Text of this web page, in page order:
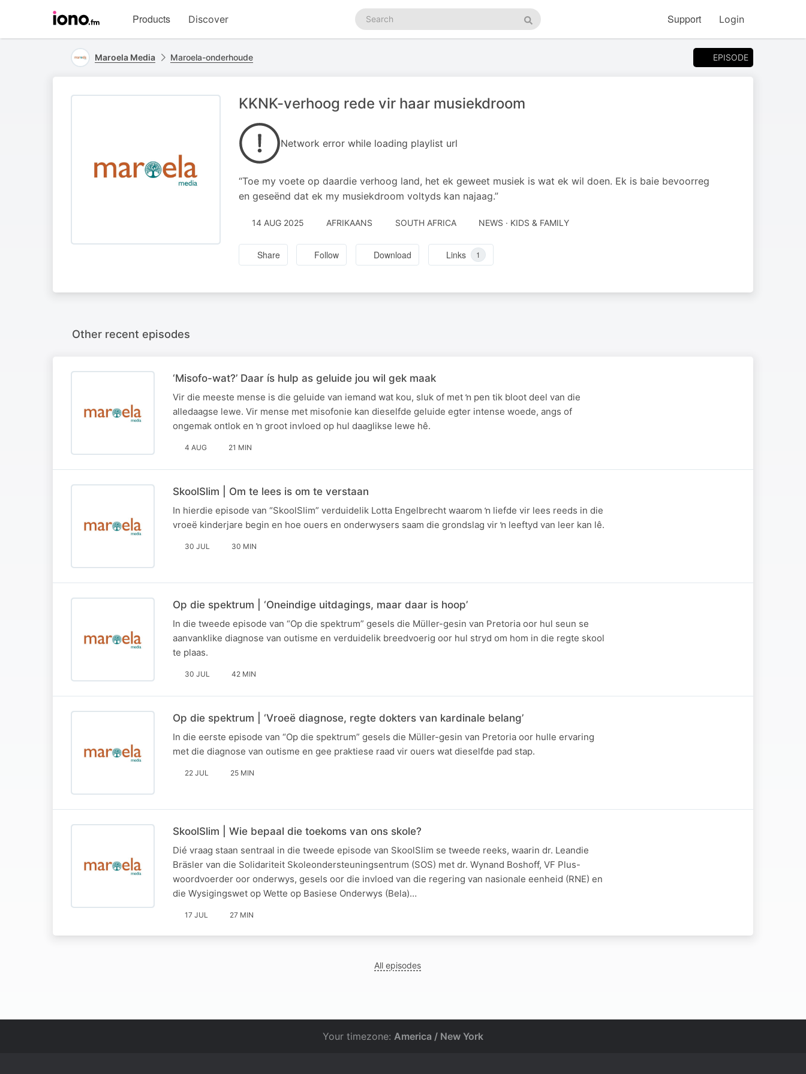
homepage
Products Discover
Search
podcasts
Search
Support Login
Maroela Media Maroela-onderhoude EPISODE
KKNK-verhoog rede vir haar musiekdroom
Network error while loading playlist url
“Toe my voete op daardie verhoog land, het ek geweet musiek is wat ek wil doen. Ek is baie bevoorreg
en geseënd dat ek my musiekdroom voltyds kan najaag.”
14 AUG 2025 AFRIKAANS SOUTH AFRICA NEWS · KIDS & FAMILY
Share Follow Download Links 1
Other recent episodes
‘Misofo-wat?’ Daar ís hulp as geluide jou wil gek maak
Vir die meeste mense is die geluide van iemand wat kou, sluk of met ŉ pen tik bloot deel van die
alledaagse lewe. Vir mense met misofonie kan dieselfde geluide egter intense woede, angs of
ongemak ontlok en ŉ groot invloed op hul daaglikse lewe hê.
4 AUG 21 MIN
SkoolSlim | Om te lees is om te verstaan
In hierdie episode van “SkoolSlim” verduidelik Lotta Engelbrecht waarom ŉ liefde vir lees reeds in die
vroeë kinderjare begin en hoe ouers en onderwysers saam die grondslag vir ŉ leeftyd van leer kan lê.
30 JUL 30 MIN
Op die spektrum | ‘Oneindige uitdagings, maar daar is hoop’
In die tweede episode van “Op die spektrum” gesels die Müller-gesin van Pretoria oor hul seun se
aanvanklike diagnose van outisme en verduidelik breedvoerig oor hul stryd om hom in die regte skool
te plaas.
30 JUL 42 MIN
Op die spektrum | ‘Vroeë diagnose, regte dokters van kardinale belang’
In die eerste episode van “Op die spektrum” gesels die Müller-gesin van Pretoria oor hulle ervaring
met die diagnose van outisme en gee praktiese raad vir ouers wat dieselfde pad stap.
22 JUL 25 MIN
SkoolSlim | Wie bepaal die toekoms van ons skole?
Dié vraag staan sentraal in die tweede episode van SkoolSlim se tweede reeks, waarin dr. Leandie
Bräsler van die Solidariteit Skoleondersteuningsentrum (SOS) met dr. Wynand Boshoff, VF Plus-
woordvoerder oor onderwys, gesels oor die invloed van die regering van nasionale eenheid (RNE) en
die Wysigingswet op Wette op Basiese Onderwys (Bela)…
17 JUL 27 MIN
All episodes
Your timezone: America / New York